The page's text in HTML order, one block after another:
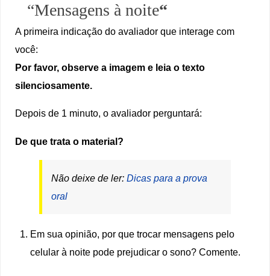
“Mensagens à noite“
A primeira indicação do avaliador que interage com
você:
Por favor, observe a imagem e leia o texto
silenciosamente.
Depois de 1 minuto, o avaliador perguntará:
De que trata o material?
Não deixe de ler:Dicas para a prova
oral
Em sua opinião, por que trocar mensagens pelo
celular à noite pode prejudicar o sono? Comente.